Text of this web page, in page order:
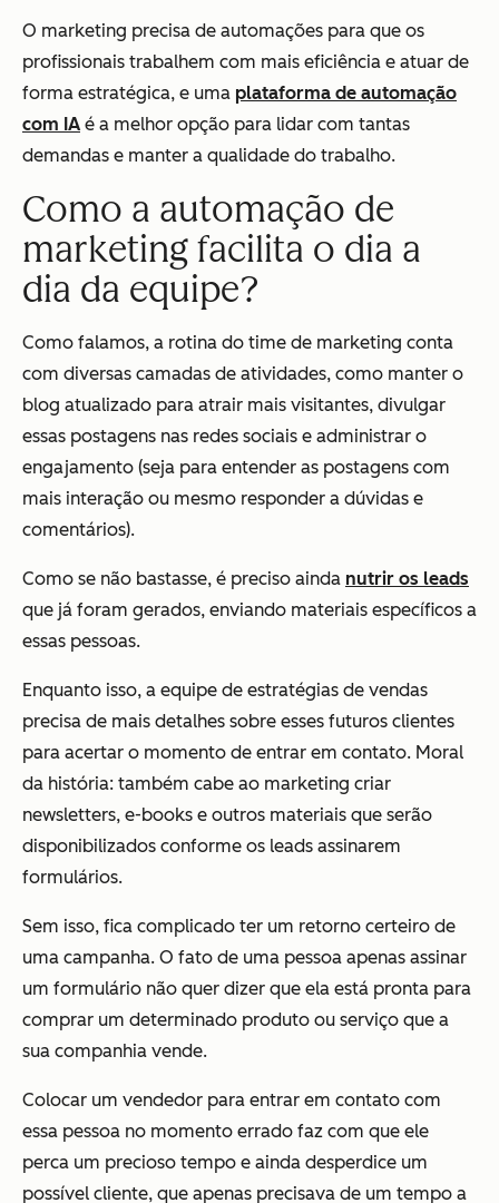
O marketing precisa de automações para que os
profissionais trabalhem com mais eficiência e atuar de
forma estratégica, e uma plataforma de automação
com IA é a melhor opção para lidar com tantas
demandas e manter a qualidade do trabalho.
Como a automação de
marketing facilita o dia a
dia da equipe?
Como falamos, a rotina do time de marketing conta
com diversas camadas de atividades, como manter o
blog atualizado para atrair mais visitantes, divulgar
essas postagens nas redes sociais e administrar o
engajamento (seja para entender as postagens com
mais interação ou mesmo responder a dúvidas e
comentários).
Como se não bastasse, é preciso ainda nutrir os leads
que já foram gerados, enviando materiais específicos a
essas pessoas.
Enquanto isso, a equipe de estratégias de vendas
precisa de mais detalhes sobre esses futuros clientes
para acertar o momento de entrar em contato. Moral
da história: também cabe ao marketing criar
newsletters, e-books e outros materiais que serão
disponibilizados conforme os leads assinarem
formulários.
Sem isso, fica complicado ter um retorno certeiro de
uma campanha. O fato de uma pessoa apenas assinar
um formulário não quer dizer que ela está pronta para
comprar um determinado produto ou serviço que a
sua companhia vende.
Colocar um vendedor para entrar em contato com
essa pessoa no momento errado faz com que ele
perca um precioso tempo e ainda desperdice um
possível cliente, que apenas precisava de um tempo a